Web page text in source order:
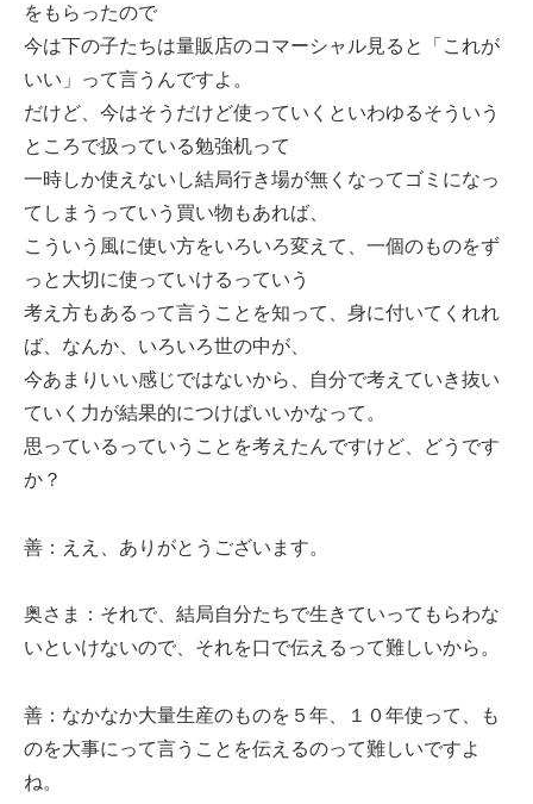
をもらったので
今は下の子たちは量販店のコマーシャル見ると「これが
いい」って言うんですよ。
だけど、今はそうだけど使っていくといわゆるそういう
ところで扱っている勉強机って
一時しか使えないし結局行き場が無くなってゴミになっ
てしまうっていう買い物もあれば、
こういう風に使い方をいろいろ変えて、一個のものをず
っと大切に使っていけるっていう
考え方もあるって言うことを知って、身に付いてくれれ
ば、なんか、いろいろ世の中が、
今あまりいい感じではないから、自分で考えていき抜い
ていく力が結果的につけばいいかなって。
思っているっていうことを考えたんですけど、どうです
か？
善：ええ、ありがとうございます。
奥さま：それで、結局自分たちで生きていってもらわな
いといけないので、それを口で伝えるって難しいから。
善：なかなか大量生産のものを５年、１０年使って、も
のを大事にって言うことを伝えるのって難しいですよ
ね。